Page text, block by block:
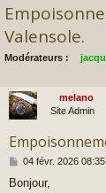
Valensole.
Modérateurs :
melano
Site Admin
M
s
04 févr. 2026 08:35
Bonjour,